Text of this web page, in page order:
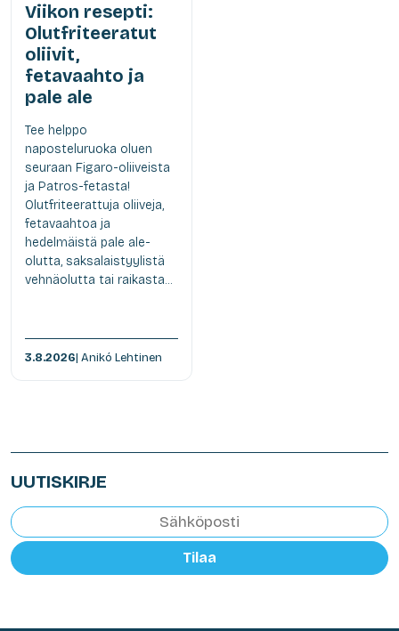
Viikon resepti:
Olutfriteeratut
oliivit,
fetavaahto ja
pale ale
Tee helppo
naposteluruoka oluen
seuraan Figaro-oliiveista
ja Patros-fetasta!
Olutfriteerattuja oliiveja,
fetavaahtoa ja
hedelmäistä pale ale-
olutta, saksalaistyylistä
vehnäolutta tai raikasta...
3.8.2026| Anikó Lehtinen
UUTISKIRJE
Tilaa